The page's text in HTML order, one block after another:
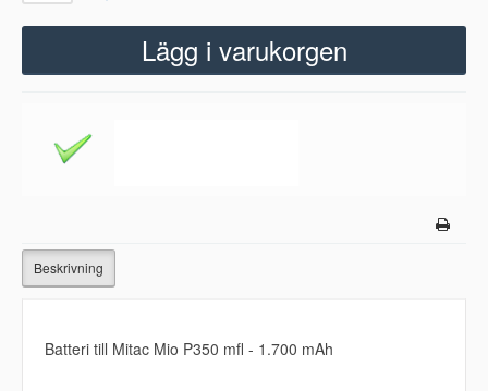
Beskrivning
Batteri till Mitac Mio P350 mfl - 1.700 mAh